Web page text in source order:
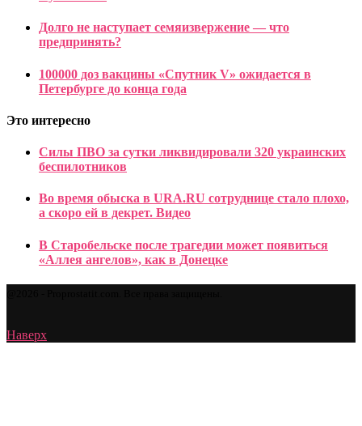
Долго не наступает семяизвержение — что
предпринять?
100000 доз вакцины «Спутник V» ожидается в
Петербурге до конца года
Это интересно
Силы ПВО за сутки ликвидировали 320 украинских
беспилотников
Во время обыска в URA.RU сотруднице стало плохо,
а скоро ей в декрет. Видео
В Старобельске после трагедии может появиться
«Аллея ангелов», как в Донецке
Наверх